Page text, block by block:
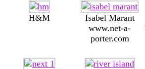
H&M
Isabel Marant
www.net-a-
porter.com